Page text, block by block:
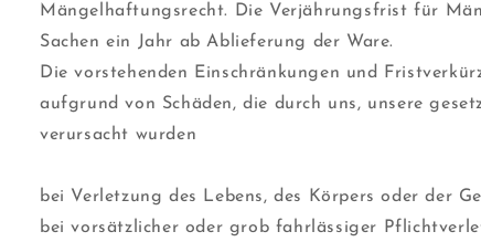
Mängelhaftungsrecht. Die Verjährungsfrist für
Sachen ein Jahr ab Ablieferung der Ware.
Die vorstehenden Einschränkungen und
aufgrund von Schäden, die durch uns, unsere
verursacht wurden
bei Verletzung des Lebens, des Körpers oder der
bei vorsätzlicher oder grob fahrlässiger